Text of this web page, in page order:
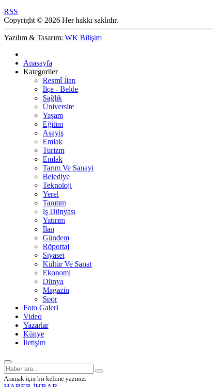
RSS
Copyright © 2026 Her hakkı saklıdır.
Yazılım & Tasarım: WK Bilişim
Anasayfa
Kategoriler
Resmî İlan
İlçe - Belde
Sağlık
Üniversite
Yaşam
Eğitim
Asayiş
Emlak
Turizm
Emlak
Tarım Ve Sanayi
Belediye
Teknoloji
Yerel
Tanıtım
İş Dünyası
Yatırım
İlan
Gündem
Röportaj
Siyaset
Kültür Ve Sanat
Ekonomi
Dünya
Magazin
Spor
Foto Galeri
Video
Yazarlar
Künye
İletişim
Aramak için bir kelime yazınız.